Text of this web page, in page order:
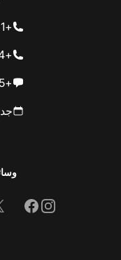
+421 2 33 456 826
+1-888-257-8754
+1-786-204-1375